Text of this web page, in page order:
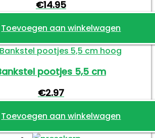
€14.95
Toevoegen aan winkelwagen
pootjes 5,5 cm
€2.97
Toevoegen aan winkelwagen